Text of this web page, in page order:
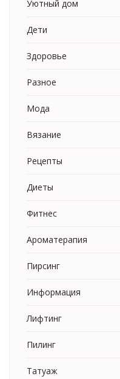
Уютный дом
Дети
Здоровье
Разное
Мода
Вязание
Рецепты
Диеты
Фитнес
Ароматерапия
Пирсинг
Информация
Лифтинг
Пилинг
Татуаж